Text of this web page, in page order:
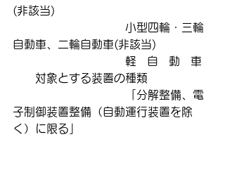
(非該当)
小型四輪・三輪
自動車、二輪自動車(非該当)
軽   自   動   車
対象とする装置の種類
「分解整備、電
子制御装置整備（自動運行装置を除
く）に限る」